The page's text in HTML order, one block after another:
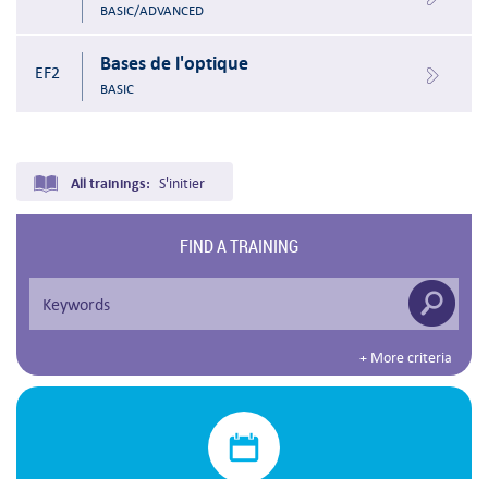
BASIC/ADVANCED
EF2 Bases de l'optique
BASIC
All trainings: S'initier
FIND A TRAINING
+ More criteria